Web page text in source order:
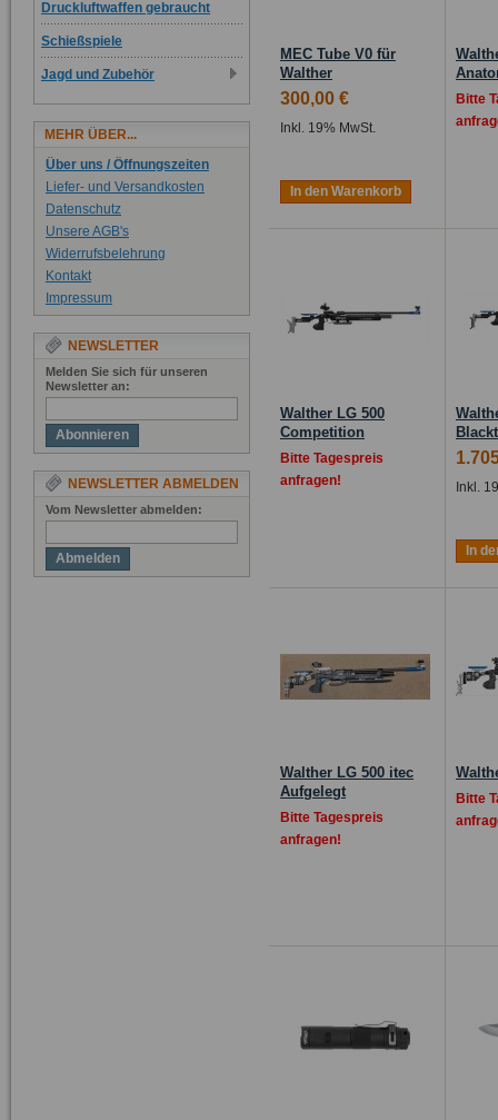
MEC Tube V0 für
Walther
300,00 €
Inkl. 19% MwSt.
In den Warenkorb
Bitte
Walther LG 500
Competition
Bitte Tagespreis
anfragen!
Inkl.
In
Walther LG 500 itec
Aufgelegt
Bitte Tagespreis
anfragen!
Bitte
Druckluftwaffen gebraucht
Schießspiele
Jagd und Zubehör
MEHR ÜBER...
Über uns / Öffnungszeiten
Liefer- und Versandkosten
Datenschutz
Unsere AGB's
Widerrufsbelehrung
Kontakt
Impressum
NEWSLETTER
Melden Sie sich für unseren
Newsletter an:
Abonnieren
NEWSLETTER ABMELDEN
Vom Newsletter abmelden:
Abmelden